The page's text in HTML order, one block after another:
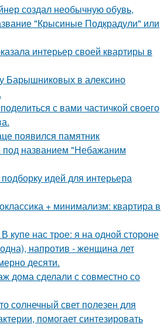
создал необычную обувь,
"Крысиные Подкрадули" или
интерьер своей квартиры в
Барышниковых в алексино
с вами частичкой своего
появился памятник
названием "Небажаним
идей для интерьера
+ минимализм: квартира в
купе нас трое: я на одной стороне
напротив - женщина лет
десяти.
дома сделали с совместно со
солнечный свет полезен для
помогает синтезировать